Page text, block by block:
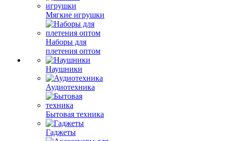
Мягкие игрушки
Наборы для
плетения оптом
Наушники
Аудиотехника
Бытовая техника
Гаджеты